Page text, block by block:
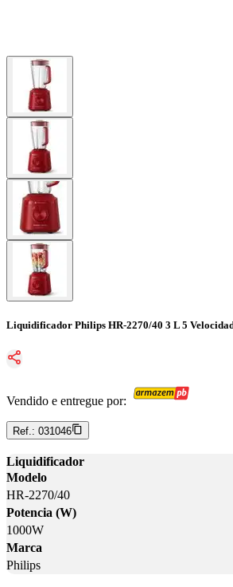
Liquidificador Philips HR-2270/40 3 L 5
Vendido e entregue por:
Ref.: 031046
Liquidificador
Modelo
HR-2270/40
Potencia (W)
1000W
Marca
Philips